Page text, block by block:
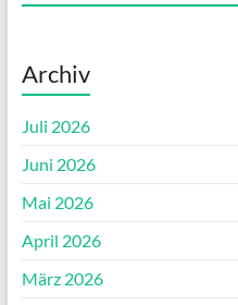
Archiv
Juli 2026
Juni 2026
Mai 2026
April 2026
März 2026